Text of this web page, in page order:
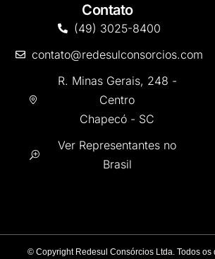
Contato
(49) 3025-8400
contato@redesulconsorcios.com
R. Minas Gerais, 248 -
Centro
Chapecó - SC
Ver Representantes no
Brasil
© Copyright Redesul Consórcios Ltda. Todos os